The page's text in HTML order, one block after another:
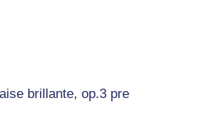
brillante, op.3 pre